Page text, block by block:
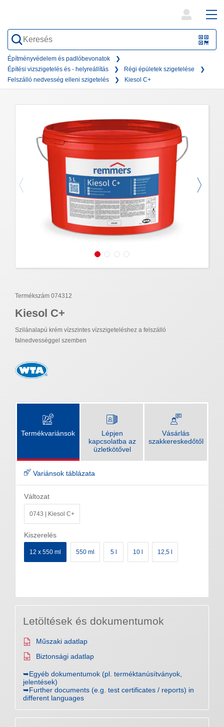
QR-
oder
form
Építményvédelem és padlóbevonatok
Építési vizszigetelés és - helyreállítás
Régi épületek szigetelése
Felszálló nedvesség elleni szigetelés
Kiesol C+
Termékszám 074312
Kiesol C+
Szilánalapú krém vízszintes vízszigeteléshez a felszálló
falnedvességgel szemben
Termékvariánsok
Lépjen
kapcsolatba az
üzletkötővel
Vásárlás
szakkereskedőtől
Variánsok táblázata
Változat
0743 | Kiesol C+
Kiszerelés
12 x 550 ml 550 ml 5 l 10 l 12,5 l
Letöltések és dokumentumok
Műszaki adatlap
Biztonsági adatlap
➥Egyéb dokumentumok (pl. terméktanúsítványok,
jelentések)
➥Further documents (e.g. test certificates / reports) in
different languages